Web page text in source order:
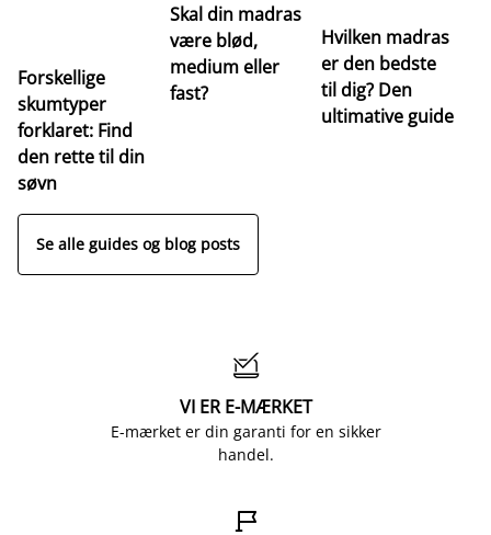
Forskellige
skumtyper
forklaret: Find
den rette til din
søvn
Skal din madras
være blød,
medium eller
fast?
Hvilken madras
er den bedste
til dig? Den
ultimative guide
Se alle guides og blog posts

VI ER E-MÆRKET
E-mærket er din garanti for en sikker
handel.
